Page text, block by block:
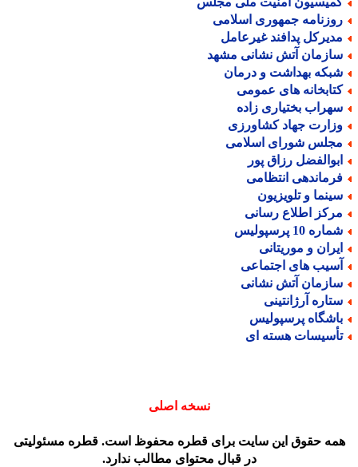
جمهوری اسلامی
پدافند غیرعامل
آتش نشانی مشهد
بهداشت و درمان
های عمومی
بختیاری زاده
جهاد کشاورزی
شورای اسلامی
رزاق پور
انتظامی
و تلویزیون
اطلاع رسانی
10 پرسپولیس
و موریتانی
های اجتماعی
آتش نشانی
آرژانتینی
پرسپولیس
هسته ای
نسخه اصلی
حقوق این سایت برای قطره محفوظ است. قطره مسئولیتی
در قبال محتوای مطالب ندارد.